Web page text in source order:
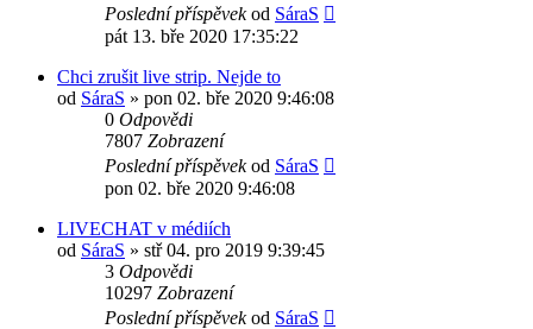
Poslední příspěvekod SáraS
pát 13. bře 2020 17:35:22
Chci zrušit live strip. Nejde to
od SáraS » pon 02. bře 2020 9:46:08
0 Odpovědi
7807 Zobrazení
Poslední příspěvekod SáraS
pon 02. bře 2020 9:46:08
LIVECHAT v médiích
od SáraS » stř 04. pro 2019 9:39:45
3 Odpovědi
10297 Zobrazení
Poslední příspěvekod SáraS